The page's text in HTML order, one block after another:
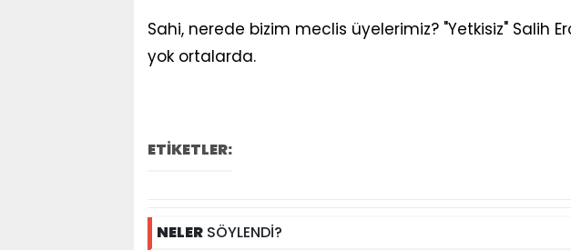
Sahi, nerede bizim meclis üyelerimiz? "Yetkisiz" Salih
yok ortalarda.
ETİKETLER:
NELER SÖYLENDİ?